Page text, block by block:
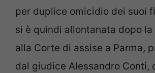
per duplice omicidio dei suoi
si è quindi allontanata dopo
alla Corte di assise a Parma,
dal giudice Alessandro Conti,